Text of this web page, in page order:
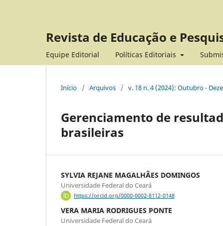
Revista de Educação e
Equipe Editorial Políticas Editoriais
Início / Arquivos / v. 18 n. 4 (2024): Outubro -
Gerenciamento de
brasileiras
SYLVIA REJANE MAGALHÃES DOMINGOS
Universidade Federal do Ceará
https://orcid.org/0000-0002-8112-0148
VERA MARIA RODRIGUES PONTE
Universidade Federal do Ceará